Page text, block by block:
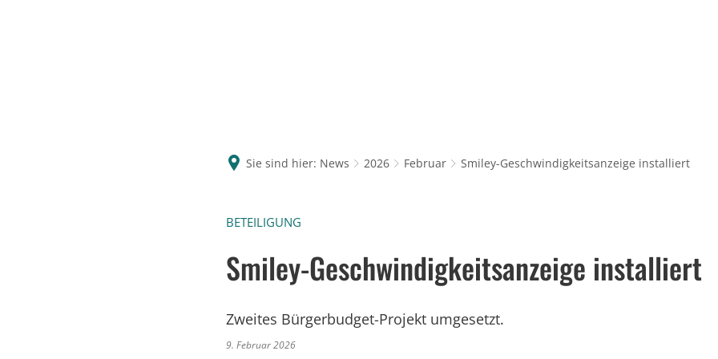
Sie sind hier: News 2026 Februar Smiley-Geschwindigkeitsanzeige installiert
BETEILIGUNG
Smiley-Geschwindigkeitsanzeige installiert
Zweites Bürgerbudget-Projekt umgesetzt.
9. Februar 2026